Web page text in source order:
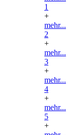
1
+
mehr...
2
+
mehr...
3
+
mehr...
4
+
mehr...
5
+